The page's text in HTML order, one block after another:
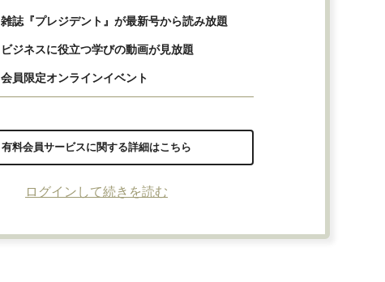
雑誌『プレジデント』が最新号から読み放題
ビジネスに役立つ学びの動画が見放題
会員限定オンラインイベント
有料会員サービスに関する詳細はこちら
ログインして続きを読む